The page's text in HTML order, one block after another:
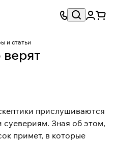
и статьи
прислушиваются
суевериям. Зная об этом,
примет, в которые